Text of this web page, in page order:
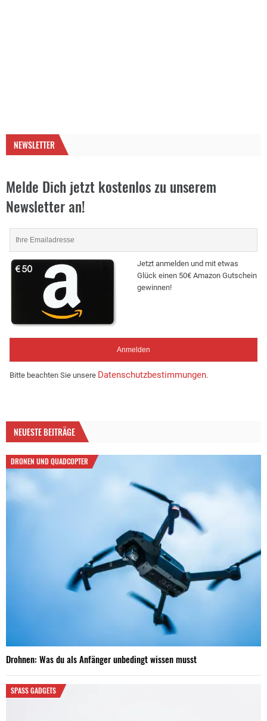
NEWSLETTER
Melde Dich jetzt kostenlos zu unserem
Newsletter an!
Jetzt anmelden und mit etwas
Glück einen 50€ Amazon Gutschein
gewinnen!
Bitte beachten Sie unsere Datenschutzbestimmungen.
NEUESTE BEITRÄGE
DRONEN UND QUADCOPTER
Drohnen: Was du als Anfänger unbedingt wissen musst
SPASS GADGETS